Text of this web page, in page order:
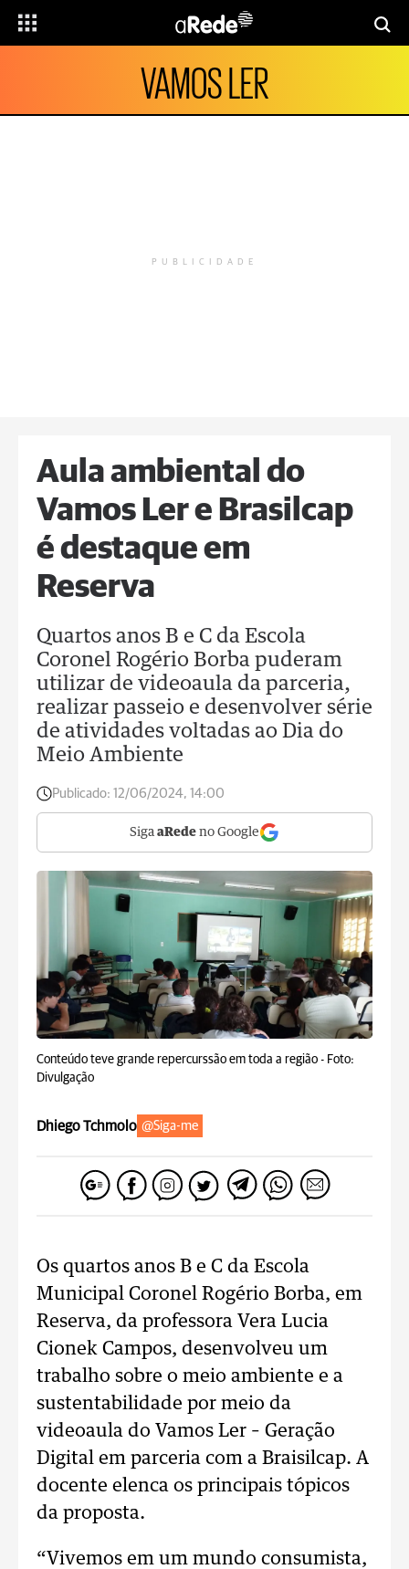
VAMOS LER
PUBLICIDADE
Aula ambiental do
Vamos Ler e Brasilcap
é destaque em
Reserva
Quartos anos B e C da Escola
Coronel Rogério Borba puderam
utilizar de videoaula da parceria,
realizar passeio e desenvolver série
de atividades voltadas ao Dia do
Meio Ambiente
Publicado: 12/06/2024, 14:00
Siga aRede no Google
Conteúdo teve grande repercurssão em toda a região - Foto:
Divulgação
Dhiego Tchmolo @Siga-me
Os quartos anos B e C da Escola
Municipal Coronel Rogério Borba, em
Reserva, da professora Vera Lucia
Cionek Campos, desenvolveu um
trabalho sobre o meio ambiente e a
sustentabilidade por meio da
videoaula do Vamos Ler – Geração
Digital em parceria com a Braisilcap. A
docente elenca os principais tópicos
da proposta.
“Vivemos em um mundo consumista,